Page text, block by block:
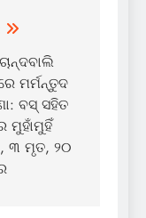
ମର୍ମନ୍ତୁଦ
ବସ୍ ସହିତ
ମୁହାଁମୁହିଁ
୩ ମୃତ, ୨୦